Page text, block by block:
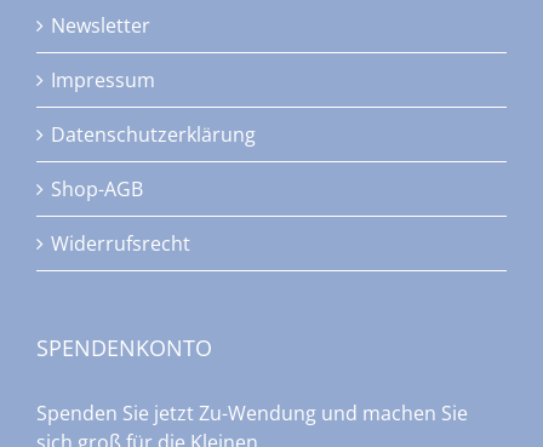
Newsletter
Impressum
Datenschutzerklärung
Shop-AGB
Widerrufsrecht
SPENDENKONTO
Spenden Sie jetzt Zu-Wendung und machen Sie